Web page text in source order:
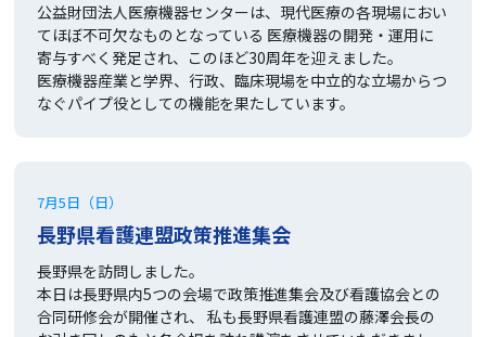
公益財団法人医療機器センターは、現代医療の各現場におい
てほぼ不可欠なものとなっている 医療機器の開発・運用に
寄与すべく発足され、このほど30周年を迎えました。
医療機器産業と学界、行政、臨床現場を中立的な立場からつ
なぐパイプ役としての機能を果たしています。
7月5日（日）
長野県看護連盟政策推進集会
長野県を訪問しました。
本日は長野県内5つの会場で政策推進集会及び看護協会との
合同研修会が開催され、 私も長野県看護連盟の藤澤会長の